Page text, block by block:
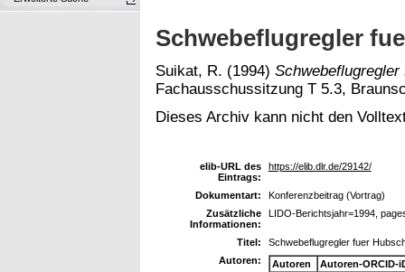
Schwebeflugregler
Suikat, R. (1994)
Fachausschussitzung T 5.3,
Dieses Archiv kann nicht den
elib-URL des
Eintrags:
https://elib.dlr.de/29142/
Dokumentart:
Konferenzbeitrag (Vortrag)
Zusätzliche
Informationen:
LIDO-Berichtsjahr=1994,
Titel:
Schwebeflugregler fuer
Autoren:
Autoren
Autoren-ORCID-